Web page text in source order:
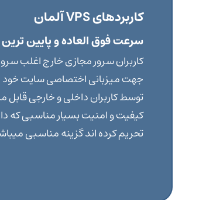
کاربردهای VPS آلمان
سرعت فوق العاده و پایین ترین
کاربران سرور مجازی خارج اغلب
جهت میزبانی اختصاصی سایت خود
توسط کاربران داخلی و خارجی
کیفیت و امنیت بسیار مناسبی که
تحریم کرده اند گزینه مناسبی